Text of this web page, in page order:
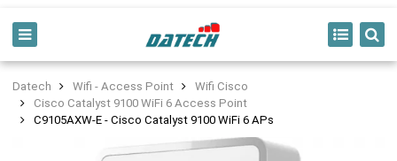
Datech Wifi - Access Point
Wifi Cisco
Cisco Catalyst 9100 WiFi 6 Access Point
C9105AXW-E - Cisco Catalyst 9100 WiFi 6 APs